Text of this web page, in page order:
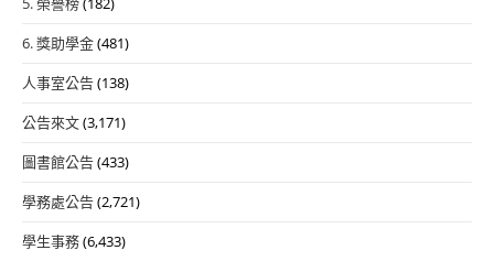
6. 獎助學金(481)
人事室公告(138)
公告來文(3,171)
圖書館公告(433)
學務處公告(2,721)
學生事務(6,433)